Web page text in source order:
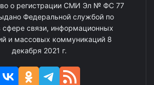
о регистрации СМИ Эл № ФС 77
Федеральной службой по
сфере связи, информационных
и массовых коммуникаций 8
декабря 2021 г.